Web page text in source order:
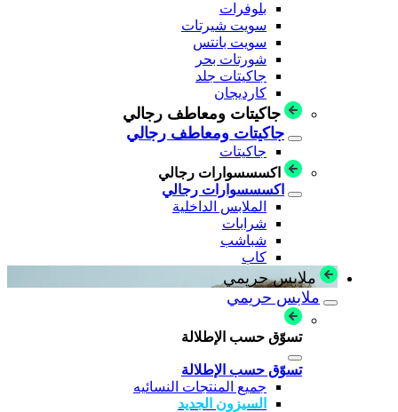
بلوفرات
سويت شيرتات
سويت بانتس
شورتات بحر
جاكيتات جلد
كارديجان
جاكيتات ومعاطف رجالي
جاكيتات ومعاطف رجالي
جاكيتات
اكسسسوارات رجالي
اكسسسوارات رجالي
الملابس الداخلية
شرابات
شباشب
كاب
ملابس حريمي
ملابس حريمي
تسوّق حسب الإطلالة
تسوّق حسب الإطلالة
جميع المنتجات النسائيه
السيزون الجديد